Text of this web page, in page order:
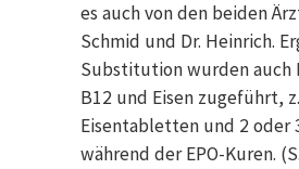
es auch von den beiden
Schmid und Dr. Heinrich.
Substitution wurden auch
B12 und Eisen zugeführt,
Eisentabletten und 2 oder
während der EPO-Kuren.